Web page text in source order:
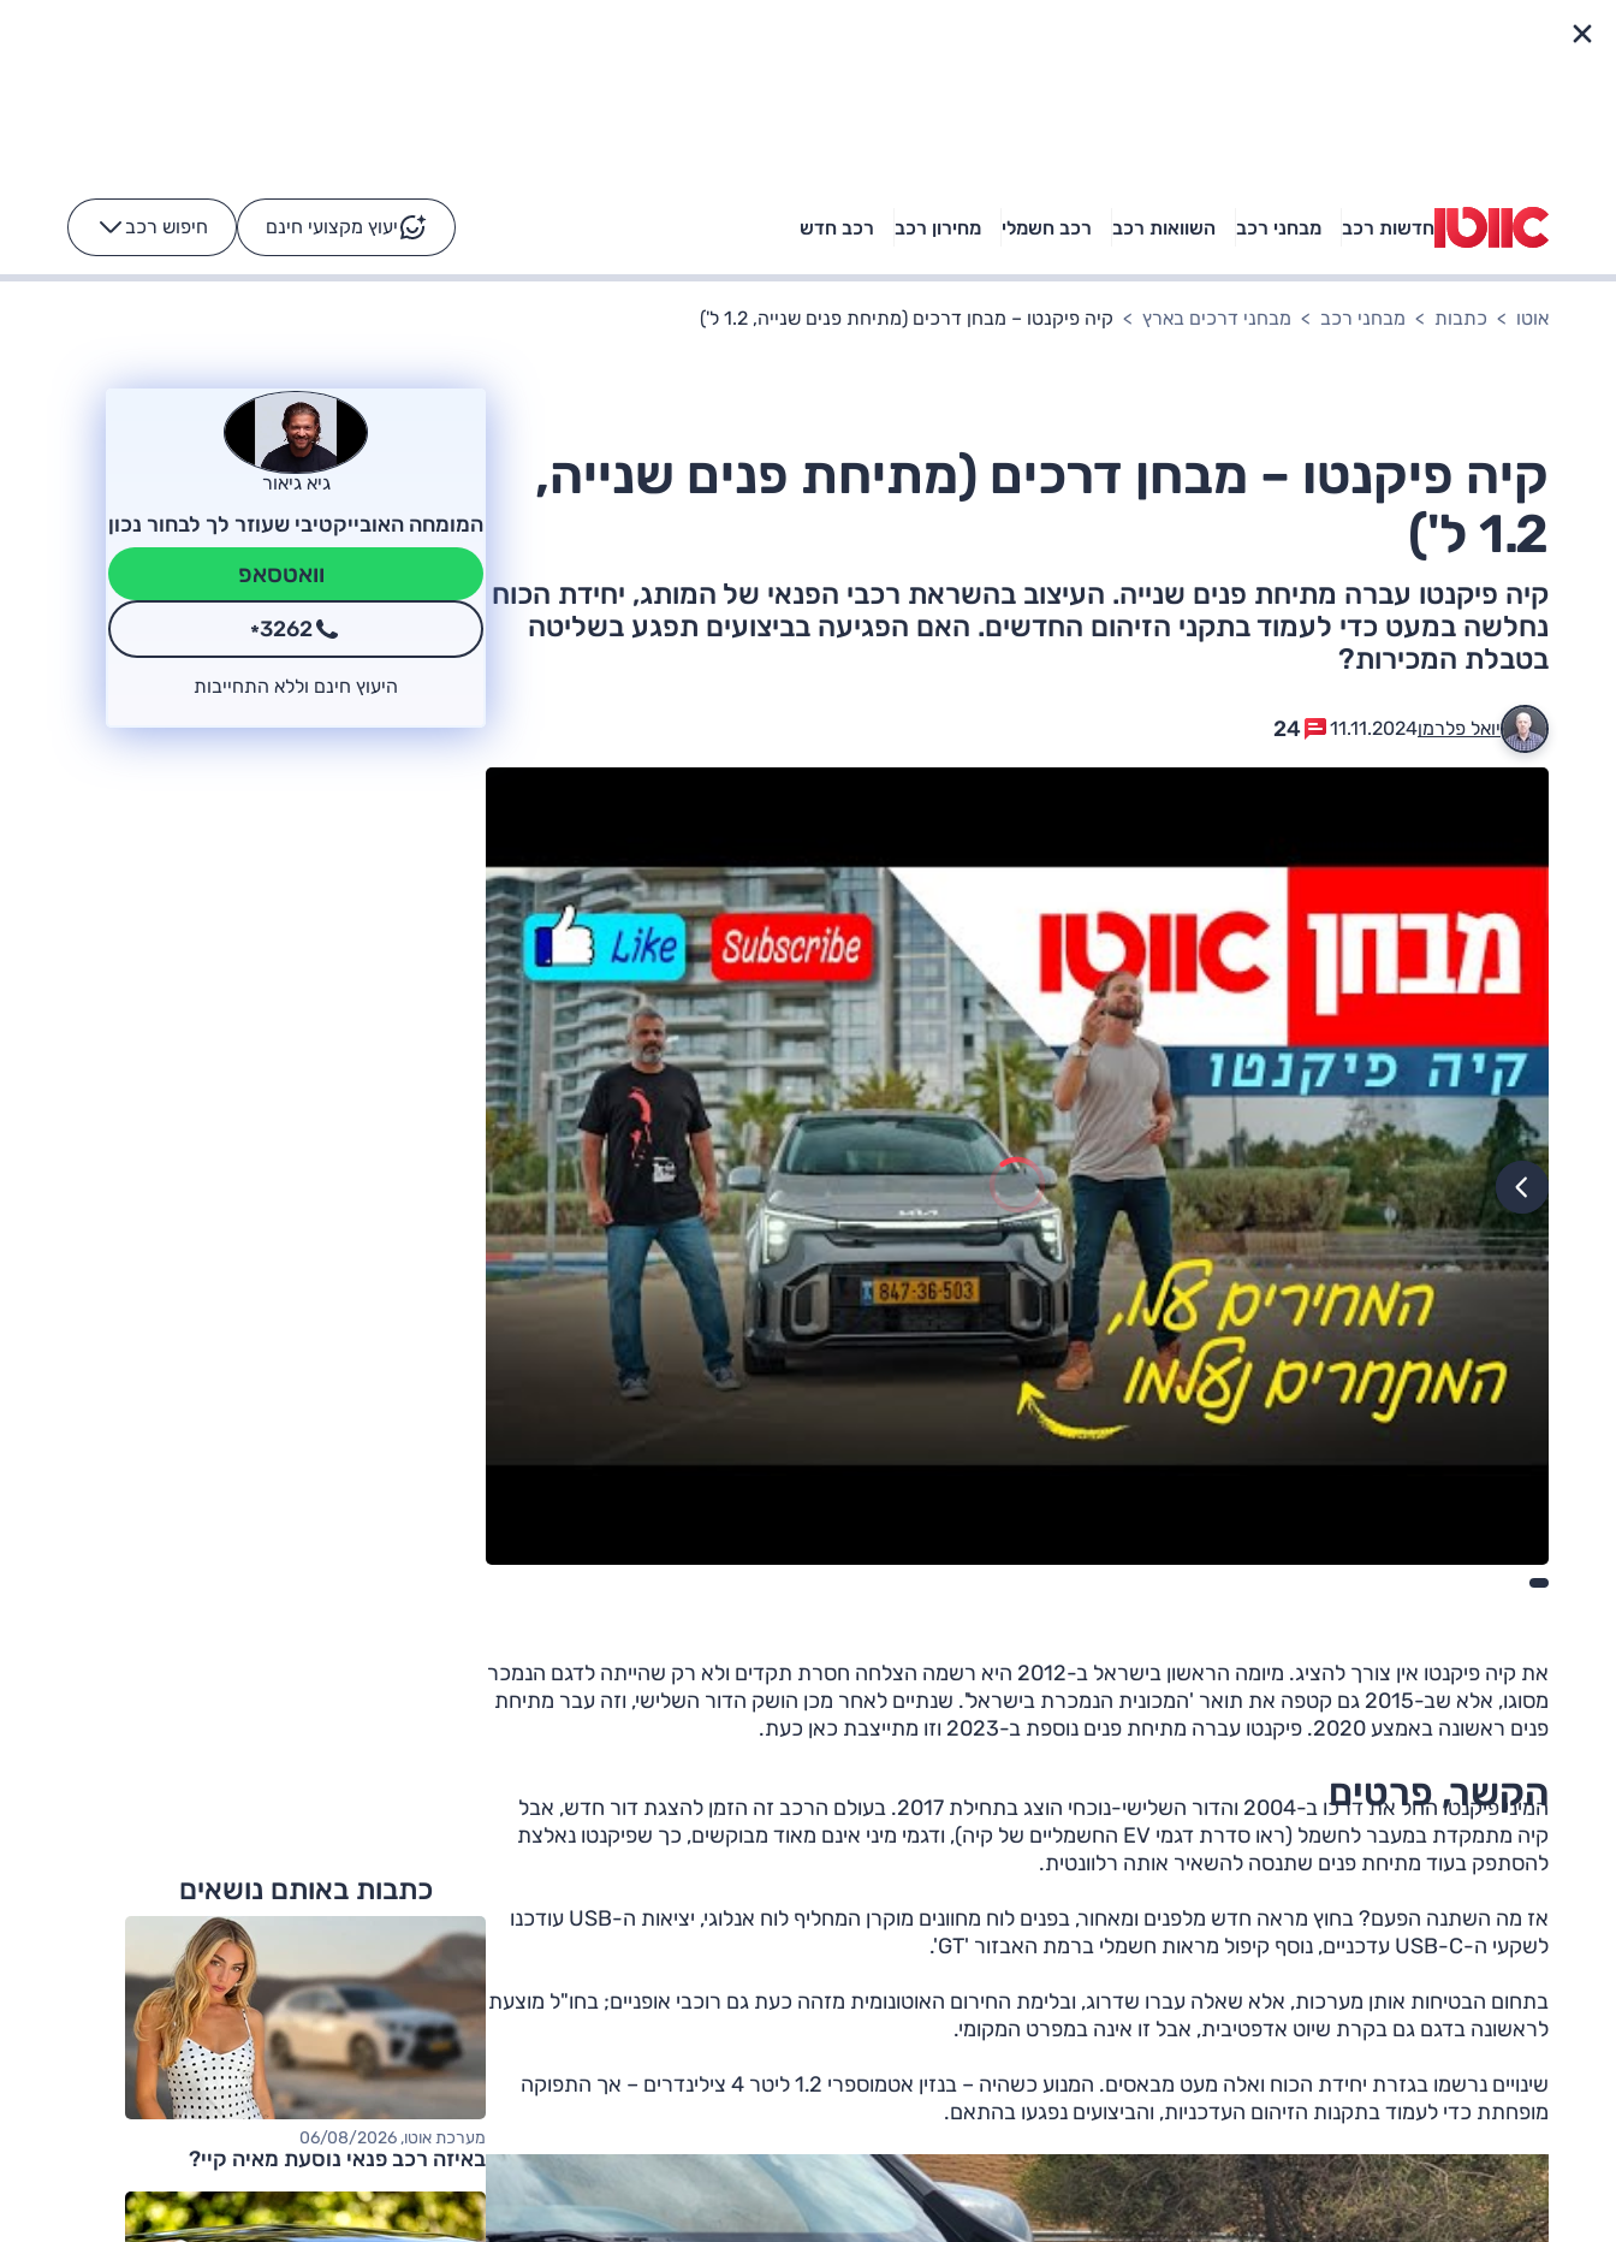
חדשות רכב מבחני רכב השוואות רכב רכב חשמלי מחירון רכב רכב חדש יעוץ מקצועי חינם חיפוש רכב -
באיזה רכב פנאי נוסעת
טויוטה ראב 4, קיה
ספורטאז' לונג ויונדאי
הנייר ועל הכביש
רכבי הסלבס: על מה נוסע
הרכב לא מתקלקל. המסך
כן
אוטו כתבות מבחני רכב מבחני דרכים בארץ קיה פיקנטו – מבחן דרכים (מתיחת פנים שנייה, 1.2 ל')
קיה פיקנטו – מבחן דרכים (מתיחת פנים שנייה,
1.2 ל')
קיה פיקנטו עברה מתיחת פנים שנייה. העיצוב בהשראת רכבי הפנאי של המותג, יחידת הכוח
נחלשה במעט כדי לעמוד בתקני הזיהום החדשים. האם הפגיעה בביצועים תפגע בשליטה
בטבלת המכירות?
יואל פלרמן11.11.2024
24
את קיה פיקנטו אין צורך להציג. מיומה הראשון בישראל ב-2012 היא רשמה הצלחה חסרת תקדים ולא רק שהייתה לדגם הנמכר
מסוגו, אלא שב-2015 גם קטפה את תואר 'המכונית הנמכרת בישראל'. שנתיים לאחר מכן הושק הדור השלישי, וזה עבר מתיחת
פנים ראשונה באמצע 2020. פיקנטו עברה מתיחת פנים נוספת ב-2023 וזו מתייצבת כאן כעת.
הקשר, פרטים
המיני פיקנטו החל את דרכו ב-2004 והדור השלישי-נוכחי הוצג בתחילת 2017. בעולם הרכב זה הזמן להצגת דור חדש, אבל
קיה מתמקדת במעבר לחשמל (ראו סדרת דגמי EV החשמליים של קיה), ודגמי מיני אינם מאוד מבוקשים, כך שפיקנטו נאלצת
להסתפק בעוד מתיחת פנים שתנסה להשאיר אותה רלוונטית.
אז מה השתנה הפעם? בחוץ מראה חדש מלפנים ומאחור, בפנים לוח מחוונים מוקרן המחליף לוח אנלוגי, יציאות ה-USB עודכנו
לשקעי ה-USB-C עדכניים, נוסף קיפול מראות חשמלי ברמת האבזור 'GT'.
בתחום הבטיחות אותן מערכות, אלא שאלה עברו שדרוג, ובלימת החירום האוטונומית מזהה כעת גם רוכבי אופניים; בחו"ל מוצעת
לראשונה בדגם גם בקרת שיוט אדפטיבית, אבל זו אינה במפרט המקומי.
שינויים נרשמו בגזרת יחידת הכוח ואלה מעט מבאסים. המנוע כשהיה – בנזין אטמוספרי 1.2 ליטר 4 צילינדרים – אך התפוקה
מופחתת כדי לעמוד בתקנות הזיהום העדכניות, והביצועים נפגעו בהתאם.
גיא גיאור
המומחה האובייקטיבי שעוזר לך לבחור נכון
וואטסאפ
*3262
היעוץ חינם וללא התחייבות
כתבות באותם נושאים
מערכת אוטו, 06/08/2026
באיזה רכב פנאי נוסעת מאיה קיי?